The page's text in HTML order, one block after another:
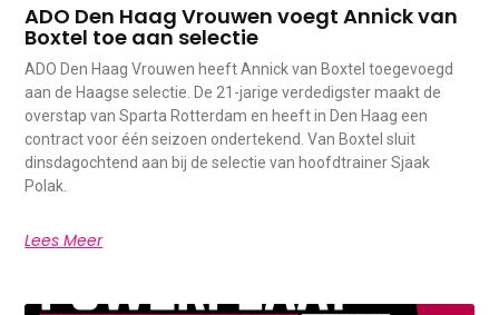
ADO Den Haag Vrouwen voegt Annick van
Boxtel toe aan selectie
ADO Den Haag Vrouwen heeft Annick van Boxtel toegevoegd
aan de Haagse selectie. De 21-jarige verdedigster maakt de
overstap van Sparta Rotterdam en heeft in Den Haag een
contract voor één seizoen ondertekend. Van Boxtel sluit
dinsdagochtend aan bij de selectie van hoofdtrainer Sjaak
Polak.
Lees Meer